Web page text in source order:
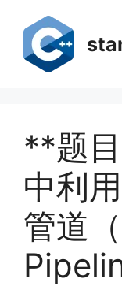
**题
中利
管道